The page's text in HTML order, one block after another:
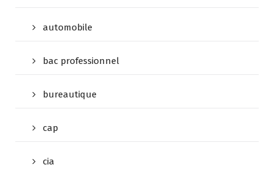
automobile
bac professionnel
bureautique
cap
cia